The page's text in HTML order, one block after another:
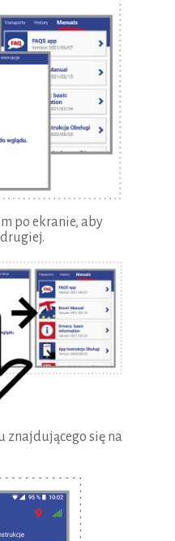
po ekranie, aby
znajdującego się na